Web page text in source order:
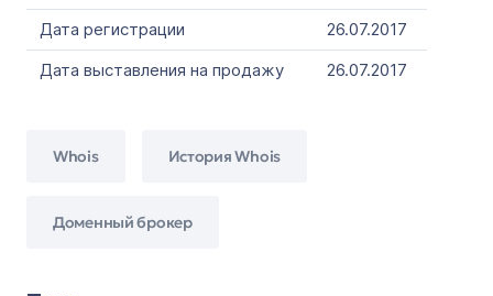
Дата регистрации
26.07.2017
Дата выставления на продажу
26.07.2017
Whois История Whois
Доменный брокер